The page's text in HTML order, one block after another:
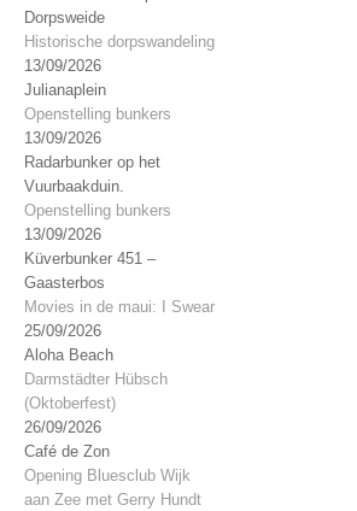
Dorpsweide
Historische dorpswandeling
13/09/2026
Julianaplein
Openstelling bunkers
13/09/2026
Radarbunker op het
Vuurbaakduin.
Openstelling bunkers
13/09/2026
Küverbunker 451 –
Gaasterbos
Movies in de maui: I Swear
25/09/2026
Aloha Beach
Darmstädter Hübsch
(Oktoberfest)
26/09/2026
Café de Zon
Opening Bluesclub Wijk
aan Zee met Gerry Hundt